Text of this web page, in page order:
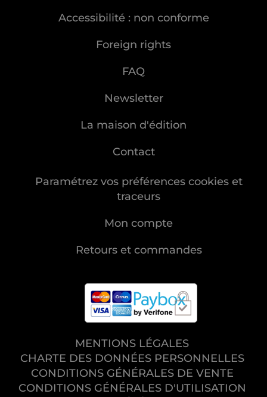
Accessibilité : non conforme
Foreign rights
FAQ
Newsletter
La maison d'édition
Contact
Paramétrez vos préférences cookies et
traceurs
Mon compte
Retours et commandes
MENTIONS LÉGALES
CHARTE DES DONNÉES PERSONNELLES
CONDITIONS GÉNÉRALES DE VENTE
CONDITIONS GÉNÉRALES D'UTILISATION